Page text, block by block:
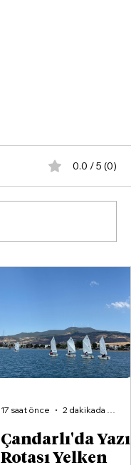
Çandarlı'da
Rotası Yelken
17 saat önce 2 dakikada okunur
0.0 / 5 (0)